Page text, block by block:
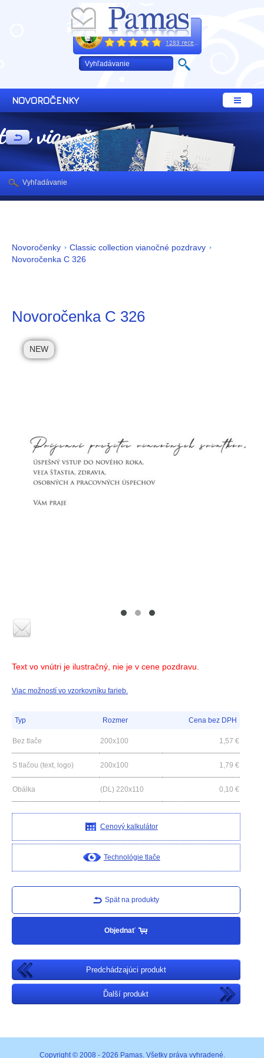
vianočné pozdravy
+421 32 64 02 660
Excelentne
1283 recenzií
NOVOROČENKY
Novoročenky
Classic collection vianočné pozdravy
Novoročenka C 326
Novoročenka C 326
NEW
Text vo vnútri je ilustračný, nie je v cene pozdravu.
Viac možností vo vzorkovníku farieb.
Typ Rozmer Cena bez DPH
Bez tlače 200x100 1,57 €
S tlačou (text, logo) 200x100 1,79 €
Obálka (DL) 220x110 0,10 €
Cenový kalkulátor
Technológie tlače
Spät na produkty
Objednať
Predchádzajúci produkt
Ďalší produkt
Vyhľadávanie
Copyright © 2008 - 2026 Pamas. Všetky práva vyhradené.